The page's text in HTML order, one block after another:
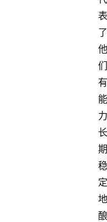
表
了
他
们
有
能
力
长
期
稳
定
地
酿